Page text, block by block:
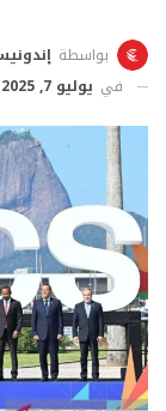
بواسطة
في يوليو 7, 2025